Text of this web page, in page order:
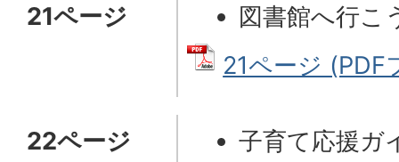
21ページ
図書館へ行こ
21ページ
22ページ 子育て応援ガ